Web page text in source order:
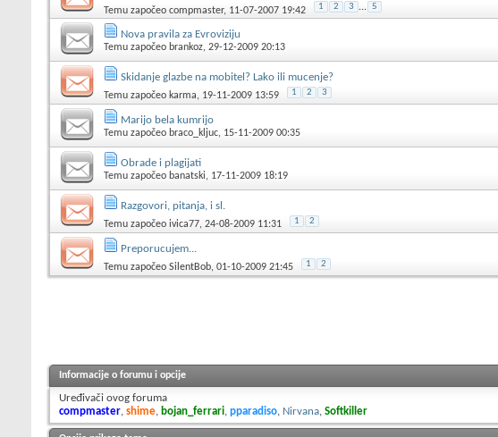
Temu započeo compmaster, 11-07-2007 19:42 1 2 3 ... 5
Nova pravila za Evroviziju
Temu započeo brankoz, 29-12-2009 20:13
Skidanje glazbe na mobitel? Lako ili mucenje?
Temu započeo karma, 19-11-2009 13:59 1 2 3
Marijo bela kumrijo
Temu započeo braco_kljuc, 15-11-2009 00:35
Obrade i plagijati
Temu započeo banatski, 17-11-2009 18:19
Razgovori, pitanja, i sl.
Temu započeo ivica77, 24-08-2009 11:31 1 2
Preporucujem...
Temu započeo SilentBob, 01-10-2009 21:45 1 2
Informacije o forumu i opcije
Uređivači ovog foruma
compmaster, shime, bojan_ferrari, pparadiso, Nirvana, Softkiller